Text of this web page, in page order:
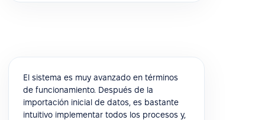
El sistema es muy avanzado en términos
de funcionamiento. Después de la
importación inicial de datos, es bastante
intuitivo implementar todos los procesos y,